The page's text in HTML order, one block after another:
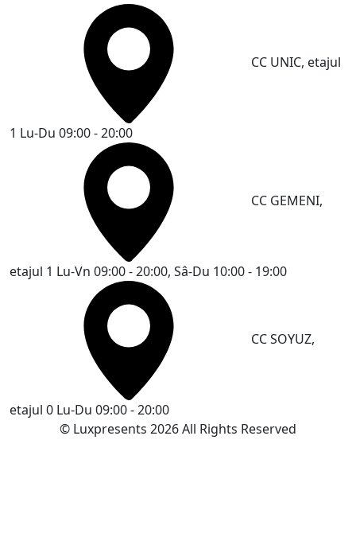
CC UNIC, etajul
1 Lu-Du 09:00 - 20:00
CC GEMENI,
etajul 1 Lu-Vn 09:00 - 20:00, Sâ-Du 10:00 - 19:00
CC SOYUZ,
etajul 0 Lu-Du 09:00 - 20:00
© Luxpresents 2026 All Rights Reserved